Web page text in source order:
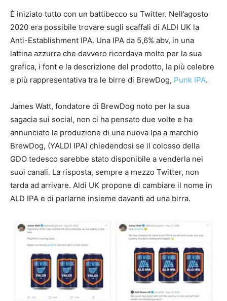
È iniziato tutto con un battibecco su Twitter. Nell’agosto
2020 era possibile trovare sugli scaffali di ALDI UK la
Anti-Establishment IPA. Una IPA da 5,6% abv, in una
lattina azzurra che davvero ricordava molto per la sua
grafica, i font e la descrizione del prodotto, la più celebre
e più rappresentativa tra le birre di BrewDog, Punk IPA.
James Watt, fondatore di BrewDog noto per la sua
sagacia sui social, non ci ha pensato due volte e ha
annunciato la produzione di una nuova Ipa a marchio
BrewDog, (YALDI IPA) chiedendosi se il colosso della
GDO tedesco sarebbe stato disponibile a venderla nei
suoi canali. La risposta, sempre a mezzo Twitter, non
tarda ad arrivare. Aldi UK propone di cambiare il nome in
ALD IPA e di parlarne insieme davanti ad una birra.